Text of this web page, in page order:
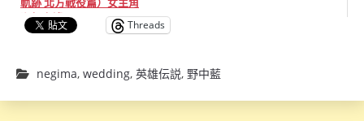
海報出爐！
Threads
negima, wedding, 英雄伝説, 野中藍